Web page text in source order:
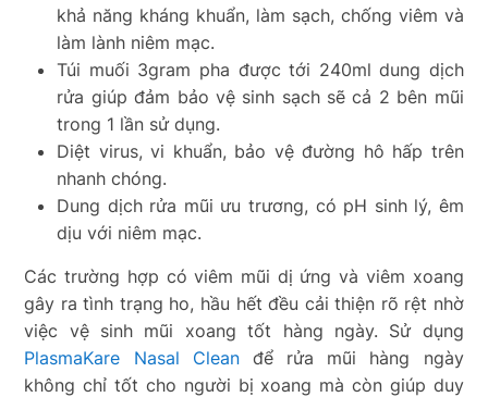
khả năng kháng khuẩn, làm sạch, chống viêm và
làm lành niêm mạc.
Túi muối 3gram pha được tới 240ml dung dịch
rửa giúp đảm bảo vệ sinh sạch sẽ cả 2 bên mũi
trong 1 lần sử dụng.
Diệt virus, vi khuẩn, bảo vệ đường hô hấp trên
nhanh chóng.
Dung dịch rửa mũi ưu trương, có pH sinh lý, êm
dịu với niêm mạc.
Các trường hợp có viêm mũi dị ứng và viêm xoang
gây ra tình trạng ho, hầu hết đều cải thiện rõ rệt nhờ
việc vệ sinh mũi xoang tốt hàng ngày. Sử dụng
PlasmaKare Nasal Cleanđể rửa mũi hàng ngày
không chỉ tốt cho người bị xoang mà còn giúp duy